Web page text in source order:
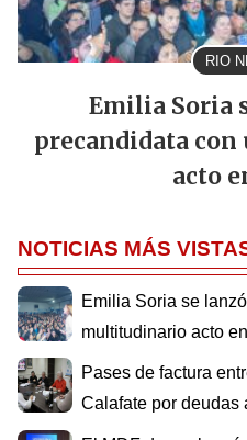
RIO
Emilia Soria
precandidata
acto
NOTICIAS MÁS
Emilia Soria se
multitudinario acto
Pases de factura
Calafate por deudas